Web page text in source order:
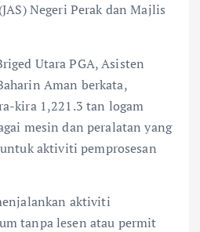
Negeri Perak dan Majlis
Utara PGA, Asisten
Aman berkata,
kira 1,221.3 tan logam
mesin dan peralatan yang
aktiviti pemprosesan
aktiviti
tanpa lesen atau permit